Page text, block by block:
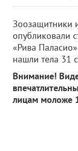
Зоозащитники
опубликовали
«Рива
нашли тела 31
Внимание!
лицам моложе